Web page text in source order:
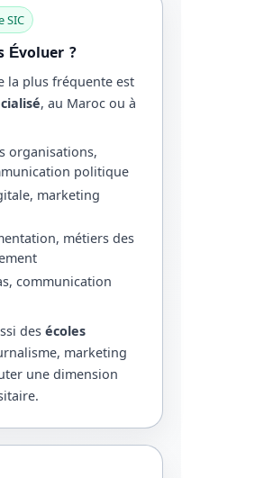
SIC
Évoluer ?
la plus fréquente est
, au Maroc ou à
organisations,
politique
marketing
métiers des
communication
desécoles
marketing
une dimension